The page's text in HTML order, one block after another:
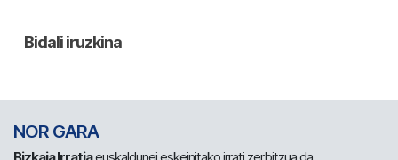
NOR GARA
Bizkaia Irratiaeuskaldunei eskeinitako irrati zerbitzua da.